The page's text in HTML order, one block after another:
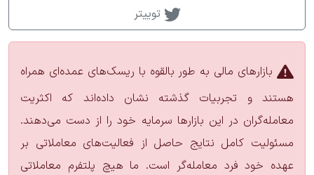
توییتر
بازارهای مالی به طور بالقوه با ریسک‌های عمده‌ای همراه
هستند و تجربیات گذشته نشان داده‌اند که اکثریت
معامله‌گران در این بازارها سرمایه خود را از دست می‌دهند.
مسئولیت کامل نتایج حاصل از فعالیت‌های معاملاتی بر
عهده خود فرد معامله‌گر است. ما هیچ پلتفرم معاملاتی